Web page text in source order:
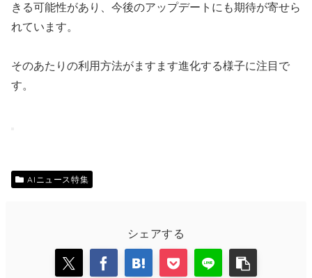
きる可能性があり、今後のアップデートにも期待が寄せら
れています。
そのあたりの利用方法がますます進化する様子に注目で
す。
AIニュース特集
シェアする